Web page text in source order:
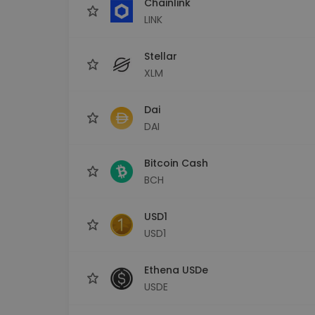
LINK
Stellar
XLM
Dai
DAI
Bitcoin Cash
BCH
USD1
USD1
Ethena USDe
USDE